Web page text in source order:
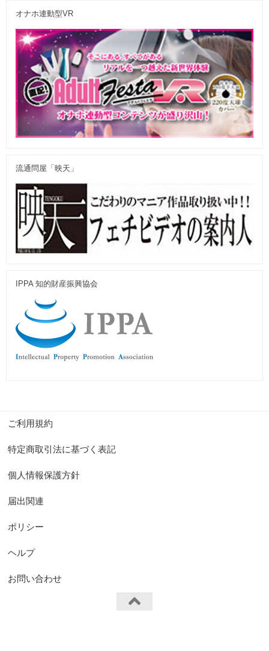
オナホ連動型VR
流通問屋「映天」
IPPA 知的財産振興協会
ご利用規約
特定商取引法に基づく表記
個人情報保護方針
届出関連
ポリシー
ヘルプ
お問い合わせ